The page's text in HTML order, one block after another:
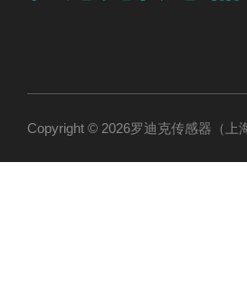
Copyright © 2026罗迪克传感器（